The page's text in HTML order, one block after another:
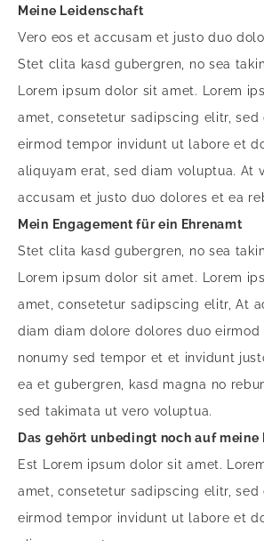
Meine Leidenschaft
Vero eos et accusam et justo duo
Stet clita kasd gubergren, no sea
Lorem ipsum dolor sit amet. Lorem
amet, consetetur sadipscing elitr, sed
eirmod tempor invidunt ut labore et
aliquyam erat, sed diam voluptua. At
accusam et justo duo dolores et ea
Mein Engagement für ein Ehrenamt
Stet clita kasd gubergren, no sea
Lorem ipsum dolor sit amet. Lorem
amet, consetetur sadipscing elitr, At
diam diam dolore dolores duo eirmod
nonumy sed tempor et et invidunt
ea et gubergren, kasd magna no
sed takimata ut vero voluptua.
Das gehört unbedingt noch auf
Est Lorem ipsum dolor sit amet.
amet, consetetur sadipscing elitr, sed
eirmod tempor invidunt ut labore et